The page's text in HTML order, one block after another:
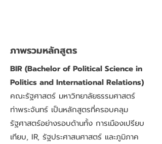
ภาพรวมหลักสูตร
BIR (Bachelor of Political Science in
Politics and International Relations)
คณะรัฐศาสตร์ มหาวิทยาลัยธรรมศาสตร์
ท่าพระจันทร์ เป็นหลักสูตรที่ครอบคลุม
รัฐศาสตร์อย่างรอบด้านทั้ง การเมืองเปรียบ
เทียบ, IR, รัฐประศาสนศาสตร์ และภูมิภาค